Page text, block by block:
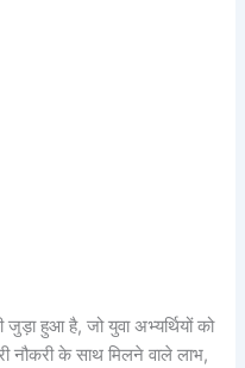
जुड़ा हुआ है, जो युवा अभ्यर्थियों को
नौकरी के साथ मिलने वाले लाभ,